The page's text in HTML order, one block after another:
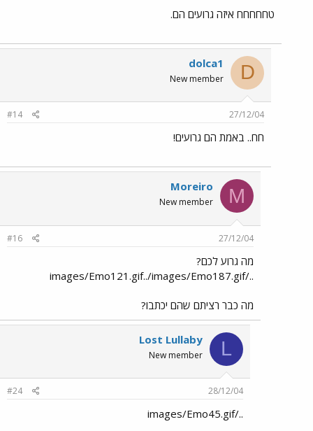
טחחחחח איזה גרועים הם.
D
dolca1
New member
27/12/04
#14
חח.. באמת הם גרועים!
M
Moreiro
New member
27/12/04
#16
מה גרוע לכם?
../images/Emo121.gif../images/Emo187.gif
מה כבר רציתם שהם יכתבו?
L
Lost Lullaby
New member
28/12/04
#24
../images/Emo45.gif